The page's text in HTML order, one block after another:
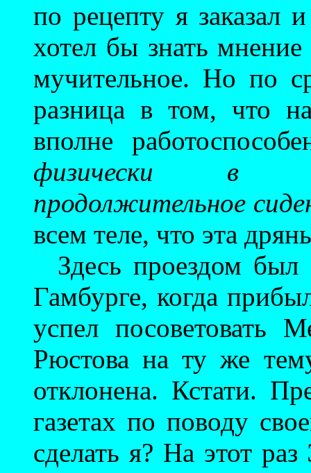
по рецепту я
хотел бы знать
мучительное. Но по
разница в том, что
вполне
физически в
продолжительное
всем теле, что эта
Здесь проездом
Гамбурге, когда
успел посоветовать
Рюстова на ту же
отклонена. Кстати.
газетах по поводу
сделать я? На этот